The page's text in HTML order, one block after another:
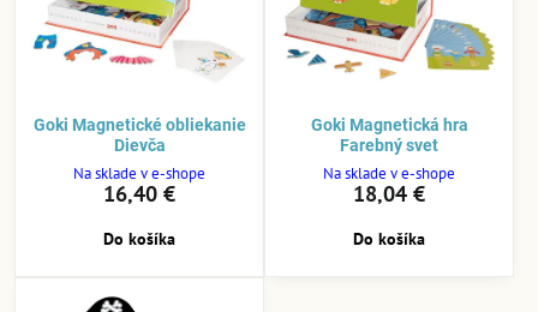
Goki Magnetické obliekanie
Dievča
Na sklade v e-shope
16,40 €
Do košíka
Goki Magnetická hra
Farebný svet
Na sklade v e-shope
18,04 €
Do košíka